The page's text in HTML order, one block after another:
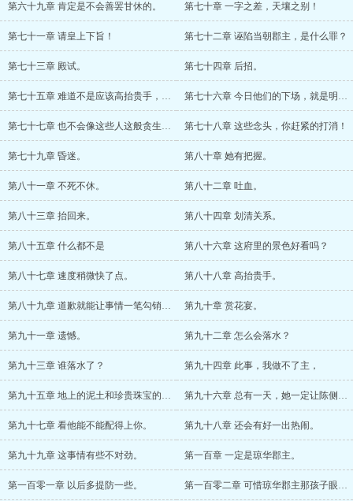
第六十九章 肯定是不会善罢甘休的。 第七十章 一字之差，天壤之别！
第七十一章 请皇上下旨！ 第七十二章 诬陷当朝郡主，是什么罪？
第七十三章 殿试。 第七十四章 后招。
第七十五章 难道不是应该高抬贵手，放众大 第七十六章 今日他们的下场，就是明日自己
第七十七章 也不会像这些人这般贪生怕死。 第七十八章 这些念头，你赶紧的打消！
第七十九章 昏迷。 第八十章 她有把握。
第八十一章 不死不休。 第八十二章 吐血。
第八十三章 抬回来。 第八十四章 划清关系。
第八十五章 什么都不是 第八十六章 这府里的景色好看吗？
第八十七章 速度稍微快了点。 第八十八章 高抬贵手。
第八十九章 道歉就能让事情一笔勾销了吗？ 第九十章 赏花宴。
第九十一章 遗憾。 第九十二章 怎么会落水？
第九十三章 谁落水了？ 第九十四章 此事，我做不了主，
第九十五章 地上的泥土和珍贵珠宝的区别啊 第九十六章 总有一天，她一定让陈侧妃跪在
第九十七章 看他能不能配得上你。 第九十八章 还会有好一出热闹。
第九十九章 这事情有些不对劲。 第一百章 一定是琼华郡主。
第一百零一章 以后多提防一些。 第一百零二章 可惜琼华郡主那孩子眼神不太